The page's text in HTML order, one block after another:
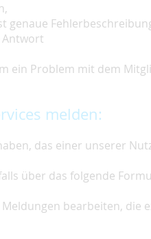
genaue
Antwort
ein Problem mit dem
melden:
das einer unserer
über das folgende
bearbeiten,